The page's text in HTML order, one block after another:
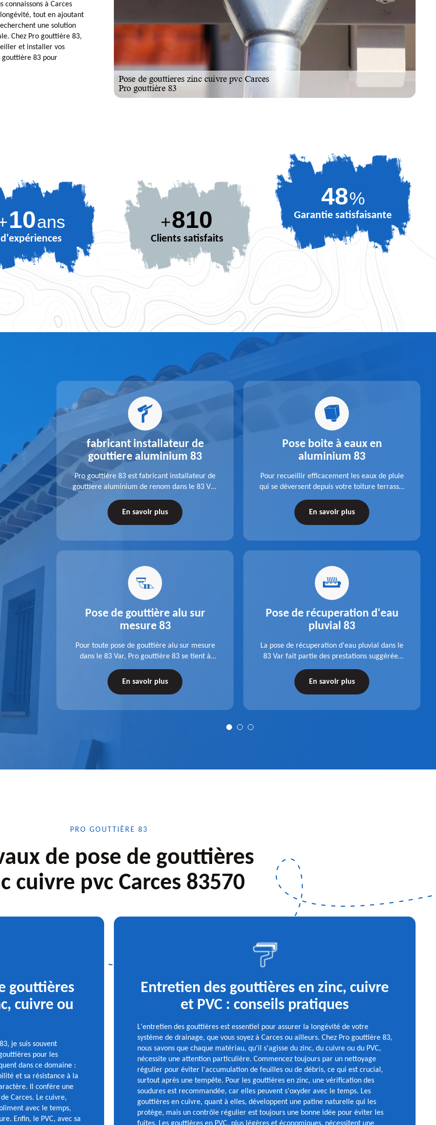
à Carces
tout en ajoutant
une solution
Chez Pro gouttière 83,
et installer vos
gouttière 83 pour
10ans
d'expériences
+889
Clients satisfaits
64%
Garantie satisfaisante
83
ses
Var,
de
de
nous
fabricant installateur de
gouttiere aluminium 83
Pro gouttière 83 est fabricant installateur de
gouttiere aluminium de renom dans le 83 Var.
veille à réaliser des gouttières performantes,
durables et à la hauteur de vos attentes.
En savoir plus
Pose de gouttière alu sur
mesure 83
Pour toute pose de gouttière alu sur mesure
dans le 83 Var, Pro gouttière 83 se tient à
de l'accessoire à installer, faites-nous
En savoir plus
Pose boite à eaux en
aluminium 83
Pour recueillir efficacement les eaux de pluie
qui se déversent depuis votre toiture terrasse,
dans le 83 Var de la société Pro gouttière 83.
En savoir plus
Pose de récuperation d'eau
pluvial 83
La pose de récuperation d'eau pluvial dans le
83 Var fait partie des prestations suggérées
récupérateur d'eau entièrement fonctionnel
En savoir plus
PRO GOUTTIÈRE 83
de pose de gouttières
cuivre pvc Carces 83570
gouttières
cuivre ou
je suis souvent
pour les
dans ce domaine :
et sa résistance à la
Il confère une
Carces. Le cuivre,
avec le temps,
Enfin, le PVC, avec sa
Entretien des gouttières en zinc, cuivre
et PVC : conseils pratiques
L'entretien des gouttières est essentiel pour assurer la longévité de votre
système de drainage, que vous soyez à Carces ou ailleurs. Chez Pro gouttière 83,
nous savons que chaque matériau, qu'il s'agisse du zinc, du cuivre ou du PVC,
nécessite une attention particulière. Commencez toujours par un nettoyage
régulier pour éviter l'accumulation de feuilles ou de débris, ce qui est crucial,
surtout après une tempête. Pour les gouttières en zinc, une vérification des
soudures est recommandée, car elles peuvent s'oxyder avec le temps. Les
gouttières en cuivre, quant à elles, développent une patine naturelle qui les
protège, mais un contrôle régulier est toujours une bonne idée pour éviter les